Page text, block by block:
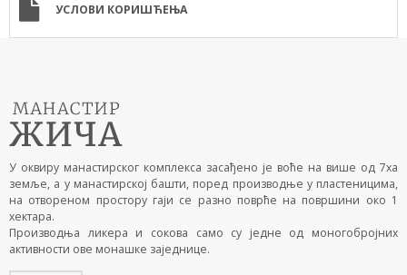
УСЛОВИ КОРИШЋЕЊА
У оквиру манастирског комплекса засађено је воће на више од 7ха
земље, а у манастирској башти, поред производње у пластеницима,
на отвореном простору гаји се разно поврће на површини око 1
хектара.
Производња ликера и сокова само су једне од моногобројних
активности ове монашке заједнице.